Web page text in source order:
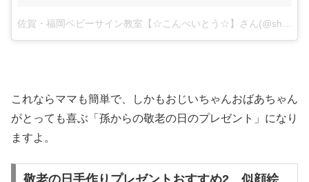
これならママも簡単で、しかもおじいちゃんおばあちゃん
がとっても喜ぶ「孫からの敬老の日のプレゼント」になり
ますよ。
敬老の日手作りプレゼントおすすめ2 似顔絵